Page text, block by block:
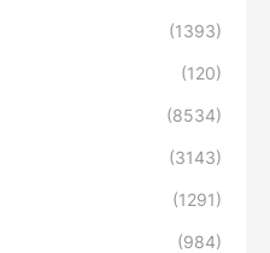
(1393)
(120)
(8534)
(3143)
(1291)
(984)